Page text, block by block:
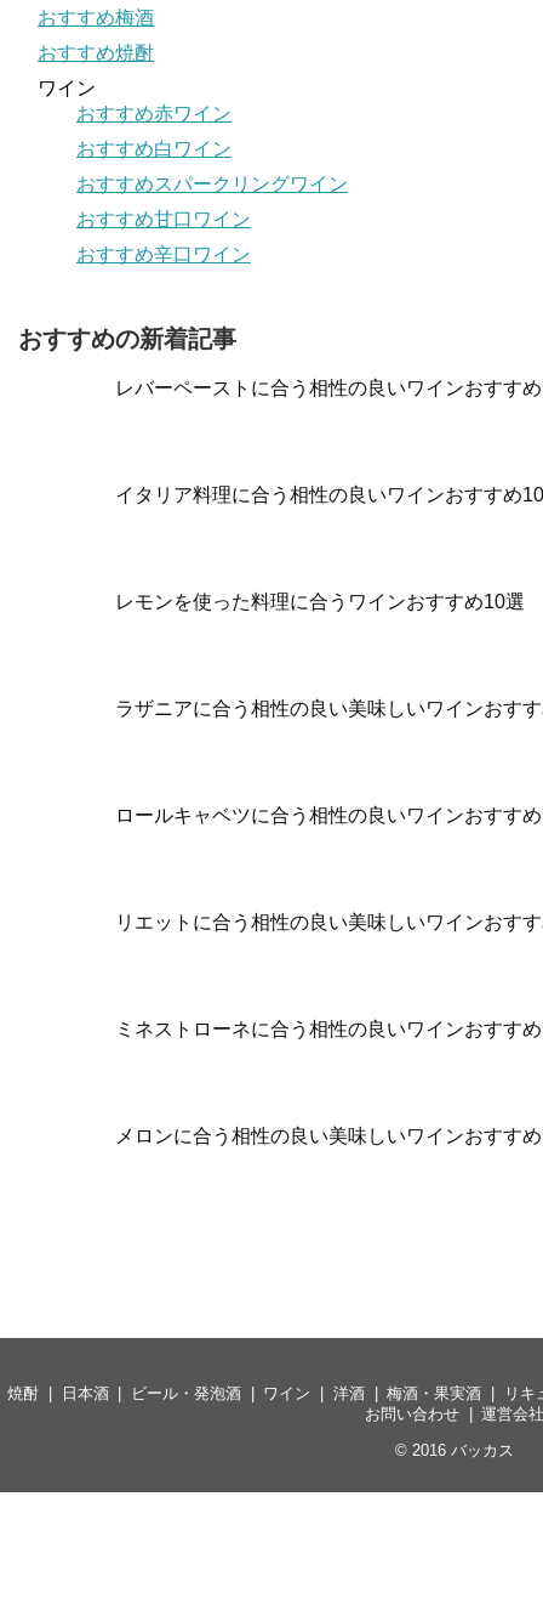
おすすめ梅酒
おすすめ焼酎
ワイン
おすすめ赤ワイン
おすすめ白ワイン
おすすめスパークリングワイン
おすすめ甘口ワイン
おすすめ辛口ワイン
おすすめの新着記事
レバーペーストに合う相性の良いワインおすす
イタリア料理に合う相性の良いワインおすすめ
レモンを使った料理に合うワインおすすめ10選
ラザニアに合う相性の良い美味しいワインおす
ロールキャベツに合う相性の良いワインおすす
リエットに合う相性の良い美味しいワインおす
ミネストローネに合う相性の良いワインおすす
メロンに合う相性の良い美味しいワインおすす
焼酎 日本酒 ビール・発泡酒 ワイン 洋酒 梅酒・果実酒
リキ
お問い合わせ
運営会
© 2016 バッカス